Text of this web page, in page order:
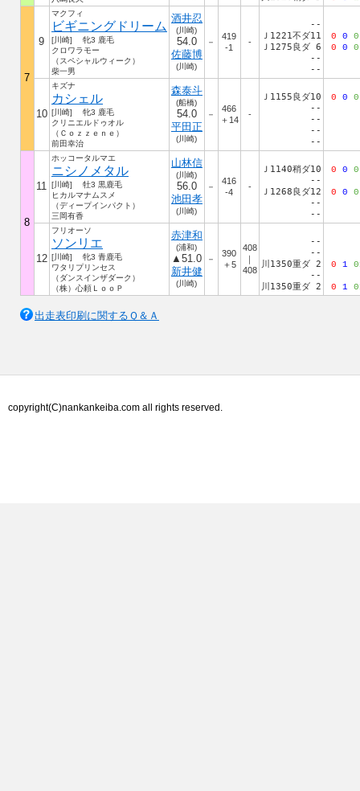
7
9
マクフィ
ビギニングドリーム
[川崎] 牝3 鹿毛
クロワラモー
（スペシャルウィーク）
柴一男
酒井忍
(川崎)
54.0
佐藤博
(川崎)
－
419
-1
-
--
Ｊ1221不ダ11
Ｊ1275良ダ 6
--
--
0 0 0
0 0 0
10
キズナ
カシェル
[川崎] 牝3 鹿毛
クリニエルドゥオル
（Ｃｏｚｚｅｎｅ）
前田幸治
森泰斗
(船橋)
54.0
平田正
(川崎)
－
466
＋14
-
Ｊ1155良ダ10
--
--
--
--
0 0 0
8
11
ホッコータルマエ
ニシノメタル
[川崎] 牡3 黒鹿毛
ヒカルマナムスメ
（ディープインパクト）
三岡有香
山林信
(川崎)
56.0
池田孝
(川崎)
－
416
-4
-
Ｊ1140稍ダ10
--
Ｊ1268良ダ12
--
--
0 0 0
0 0 0
12
フリオーソ
ソンリエ
[川崎] 牝3 青鹿毛
ワタリプリンセス
（ダンスインザダーク）
（株）心頼ＬｏｏＰ
赤津和
(浦和)
▲51.0
新井健
(川崎)
－
390
＋5
408
｜
408
--
--
川1350重ダ 2
--
川1350重ダ 2
0 1 0
0 1 0
出走表印刷に関するＱ＆Ａ
copyright(C)nankankeiba.com all rights reserved.